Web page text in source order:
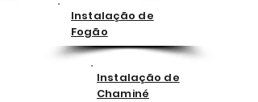
Instalação de
Fogão
Instalação de
Chaminé